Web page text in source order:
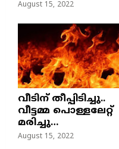
August 15, 2022
വീടിന് തീപ്പിടിച്ചു..
വീട്ടമ്മ പൊള്ളലേറ്റ്
മരിച്ചു…
August 15, 2022